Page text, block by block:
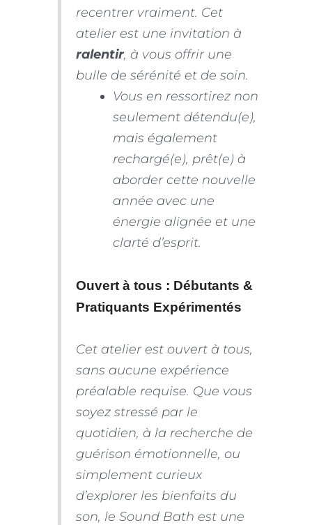
recentrer vraiment. Cet
atelier est une invitation à
ralentir, à vous offrir une
bulle de sérénité et de soin.
Vous en ressortirez non
seulement détendu(e),
mais également
rechargé(e), prêt(e) à
aborder cette nouvelle
année avec une
énergie alignée et une
clarté d’esprit.
Ouvert à tous : Débutants &
Pratiquants Expérimentés
Cet atelier est ouvert à tous,
sans aucune expérience
préalable requise. Que vous
soyez stressé par le
quotidien, à la recherche de
guérison émotionnelle, ou
simplement curieux
d’explorer les bienfaits du
son, le Sound Bath est une